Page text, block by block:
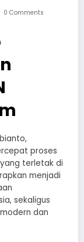
0 Comments
proses
terletak di
menjadi
sekaligus
dan